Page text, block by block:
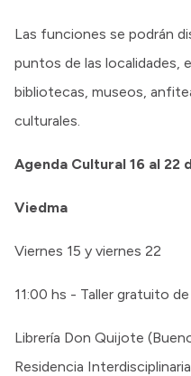
Las funciones se podrán
puntos de las localidades,
bibliotecas, museos,
culturales.
Agenda Cultural 16 al 22
Viedma
Viernes 15 y viernes 22
11:00 hs - Taller gratuito de
Librería Don Quijote
Residencia